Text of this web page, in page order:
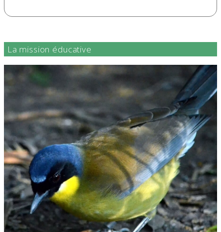
La mission éducative